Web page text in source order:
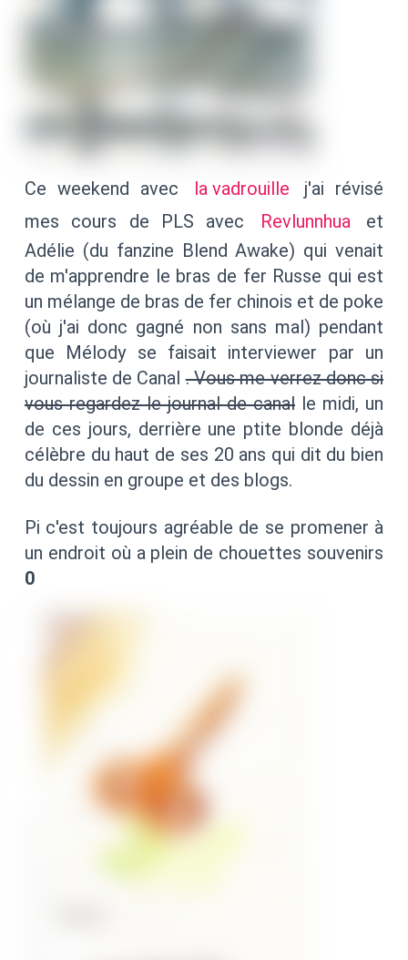
Ce weekend avec la vadrouille
j'ai révisé
mes cours de PLS avec
Revlunnhua
et
Adélie (du fanzine Blend Awake) qui venait
de m'apprendre le bras de fer Russe qui est
un mélange de bras de fer chinois et de poke
(où j'ai donc gagné non sans mal) pendant
que Mélody se faisait interviewer par un
journaliste de Canal. Vous me verrez donc si
vous regardez le journal de canal le midi, un
de ces jours, derrière une ptite blonde déjà
célèbre du haut de ses 20 ans qui dit du bien
du dessin en groupe et des blogs.
Pi c'est toujours agréable de se promener à
un endroit où a plein de chouettes souvenirs
0